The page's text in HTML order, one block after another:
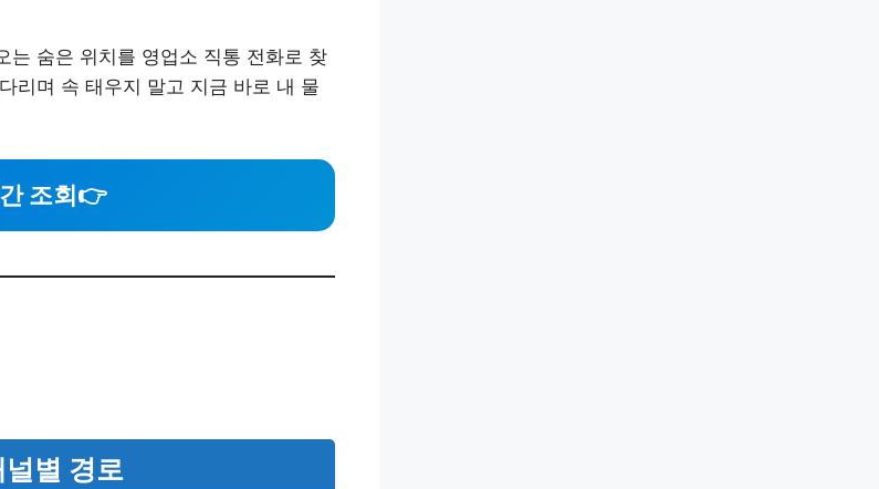
는 숨은 위치를 영업소 직통 전화로 찾
리며 속 태우지 말고 지금 바로 내 물
조회 👉
별 경로